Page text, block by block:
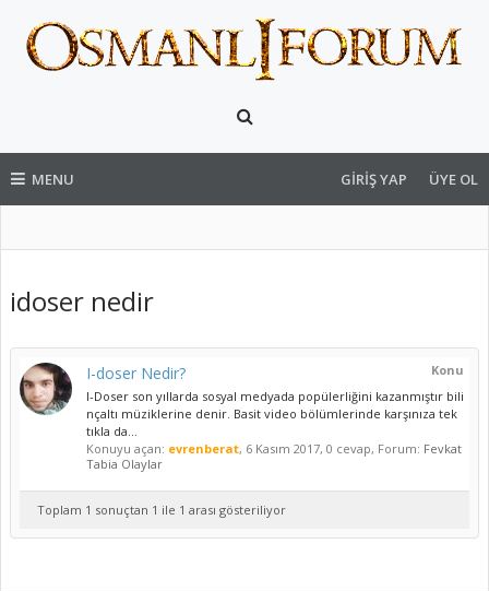
MENU GIRIŞ YAP ÜYE OL
idoser nedir
Konu
I-doser Nedir?
I-Doser son yıllarda sosyal medyada popülerliğini kazanmıştır bili
nçaltı müziklerine denir. Basit video bölümlerinde karşınıza tek
tıkla da...
Konuyu açan: evrenberat, 6 Kasım 2017, 0 cevap, Forum: Fevkat
Tabia Olaylar
Toplam 1 sonuçtan 1 ile 1 arası gösteriliyor